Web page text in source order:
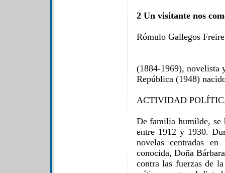
2 Un visitante nos
Rómulo Gallegos Freire
(1884-1969), novelista
República (1948)
ACTIVIDAD
De familia humilde, se
entre 1912 y 1930.
novelas centradas
conocida, Doña
contra las fuerzas de